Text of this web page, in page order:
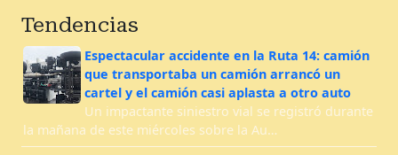
Tendencias
Espectacular accidente en la Ruta 14: camión
que transportaba un camión arrancó un
cartel y el camión casi aplasta a otro auto
Un impactante siniestro vial se registró durante
la mañana de este miércoles sobre la Au…